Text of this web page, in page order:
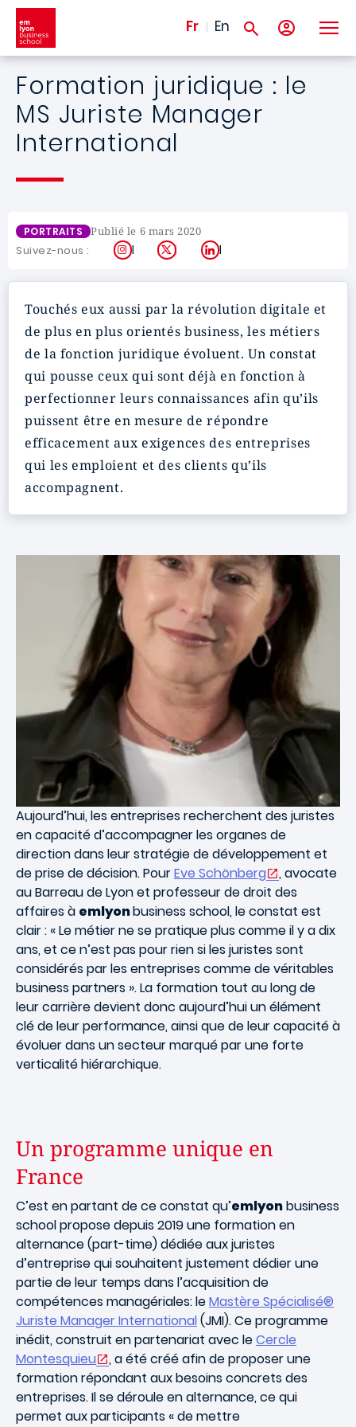
Aller au contenu principal
Fr En
Formation juridique : le
MS Juriste Manager
International
PORTRAITS Publié le 6 mars 2020
Suivez-nous : Instagram
X LinkedIn
Touchés eux aussi par la révolution digitale et
de plus en plus orientés business, les métiers
de la fonction juridique évoluent. Un constat
qui pousse ceux qui sont déjà en fonction à
perfectionner leurs connaissances afin qu’ils
puissent être en mesure de répondre
efficacement aux exigences des entreprises
qui les emploient et des clients qu’ils
accompagnent.
Aujourd’hui, les entreprises recherchent des juristes
en capacité d’accompagner les organes de
direction dans leur stratégie de développement et
de prise de décision. PourEve Schönberg
, avocate
au Barreau de Lyon et professeur de droit des
affaires à emlyonbusiness school, le constat est
clair : « Le métier ne se pratique plus comme il y a dix
ans, et ce n’est pas pour rien si les juristes sont
considérés par les entreprises comme de véritables
business partners ». La formation tout au long de
leur carrière devient donc aujourd’hui un élément
clé de leur performance, ainsi que de leur capacité à
évoluer dans un secteur marqué par une forte
verticalité hiérarchique.
Un programme unique en
France
C’est en partant de ce constat qu’emlyonbusiness
school propose depuis 2019 une formation en
alternance (part-time) dédiée aux juristes
d’entreprise qui souhaitent justement dédier une
partie de leur temps dans l’acquisition de
compétences managériales: leMastère Spécialisé®
Juriste Manager International (JMI). Ce programme
inédit, construit en partenariat avec leCercle
Montesquieu
, a été créé afin de proposer une
formation répondant aux besoins concrets des
entreprises. Il se déroule en alternance, ce qui
permet aux participants « de mettre